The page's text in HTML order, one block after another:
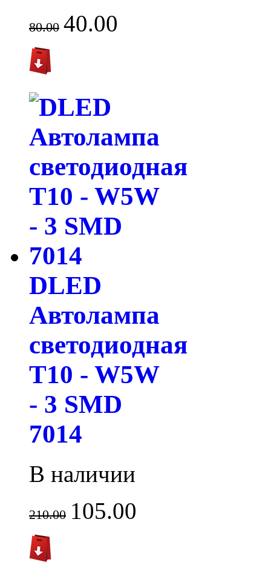
80.00 40.00
DLED
Автолампа
светодиодная
T10 - W5W
- 3 SMD
7014
В наличии
210.00 105.00